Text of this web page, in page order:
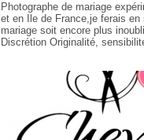
Photographe de mariage
et en Ile de France,je ferais en
mariage soit encore plus
Discrétion Originalité,